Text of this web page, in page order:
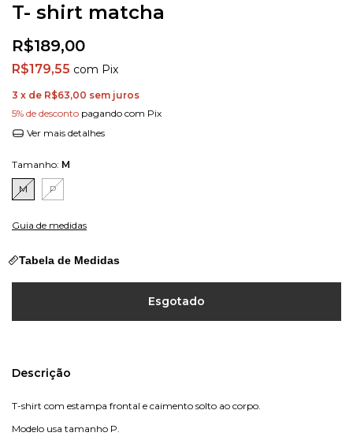
T- shirt matcha
R$189,00
R$179,55 com Pix
3 x de R$63,00 sem juros
5% de desconto pagando com Pix
Ver mais detalhes
Tamanho: M
M P
Guia de medidas
Tabela de Medidas
Descrição
T-shirt com estampa frontal e caimento solto ao corpo.
Modelo usa tamanho P.